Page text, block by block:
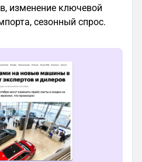
изменение ключевой
сезонный спрос.